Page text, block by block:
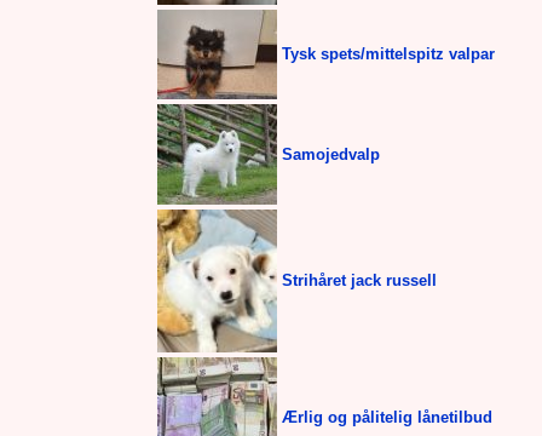
Tysk spets/mittelspitz valpar
Samojedvalp
Strihåret jack russell
Ærlig og pålitelig lånetilbud